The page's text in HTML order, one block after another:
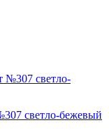
светло-бежевый